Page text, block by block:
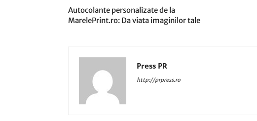
Autocolante personalizate de la
MarelePrint.ro: Da viata imaginilor tale
Press PR
http://prpress.ro